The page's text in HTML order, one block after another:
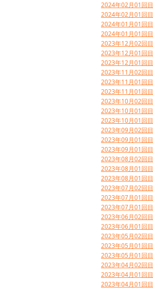
2024年02月01回目
2024年02月01回目
2024年01月01回目
2024年01月01回目
2023年12月02回目
2023年12月01回目
2023年12月01回目
2023年11月02回目
2023年11月01回目
2023年11月01回目
2023年10月02回目
2023年10月01回目
2023年10月01回目
2023年09月02回目
2023年09月01回目
2023年09月01回目
2023年08月02回目
2023年08月01回目
2023年08月01回目
2023年07月02回目
2023年07月01回目
2023年07月01回目
2023年06月02回目
2023年06月01回目
2023年05月02回目
2023年05月01回目
2023年05月01回目
2023年04月02回目
2023年04月01回目
2023年04月01回目